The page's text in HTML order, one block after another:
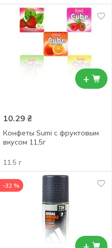
+
10.29 ₴
Конфеты Sumi с фруктовым
вкусом 11,5г
11.5 г
-32 %